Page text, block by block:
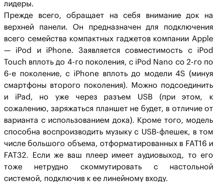
лидеры.
Прежде всего, обращает на себя внимание док на
верхней панели. Он предназначен для подключения
всего семейства компактных гаджетов компании Apple
— iPod и iPhone. Заявляется совместимость с iPod
Touch вплоть до 4-го поколения, с iPod Nano со 2-го по
6-е поколение, с iPhone вплоть до модели 4S (минуя
смартфоны второго поколения). Можно подсоединить
и iPad, но уже через разъем USB (при этом, к
сожалению, заряжаться планшет не будет, в отличие от
варианта с использованием дока). Кроме того, модель
способна воспроизводить музыку с USB-флешек, в том
числе большого объема, отформатированных в FAT16 и
FAT32. Если же ваш плеер имеет аудиовыход, то его
тоже нетрудно скоммутировать с настольной
системой, подключив к ее линейному входу.